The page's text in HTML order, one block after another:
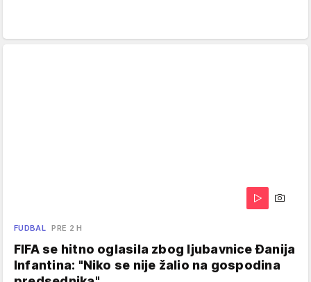
FUDBAL PRE 2 H
FIFA se hitno oglasila zbog ljubavnice Đanija
Infantina: "Niko se nije žalio na gospodina